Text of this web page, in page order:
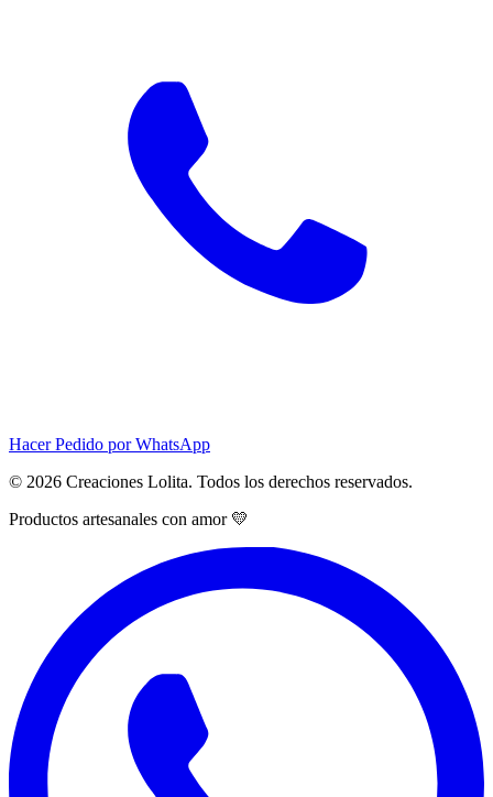
Hacer Pedido por WhatsApp
© 2026 Creaciones Lolita. Todos los derechos reservados.
Productos artesanales con amor 💛